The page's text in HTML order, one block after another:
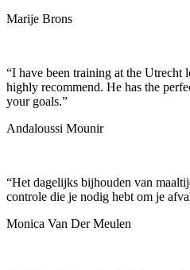
Marije Brons
“I have been training at the Utrecht
highly recommend. He has the
your goals.”
Andaloussi Mounir
“Het dagelijks bijhouden van
controle die je nodig hebt om je
Monica Van Der Meulen